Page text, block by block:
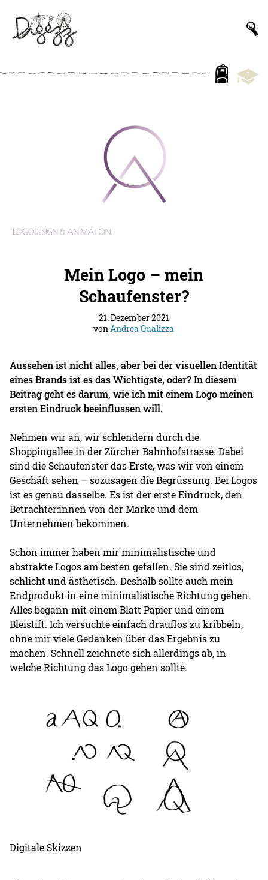
Mein Logo – mein
Schaufenster?
21. Dezember 2021
vonAndrea Qualizza
Aussehen ist nicht alles, aber bei der visuellen Identität
eines Brands ist es das Wichtigste, oder?In diesem
Beitrag geht es darum, wie ich mit einem Logo meinen
ersten Eindruck beeinflussen will.
Nehmen wir an, wir schlendern durch die
Shoppingallee in der Zürcher Bahnhofstrasse. Dabei
sind die Schaufenster das Erste, was wir von einem
Geschäft sehen – sozusagen die Begrüssung. Bei Logos
ist es genau dasselbe. Es ist der erste Eindruck, den
Betrachter:innen von der Marke und dem
Unternehmen bekommen.
Schon immer haben mir minimalistische und
abstrakte Logos am besten gefallen. Sie sind zeitlos,
schlicht und ästhetisch. Deshalb sollte auch mein
Endprodukt in eine minimalistische Richtung gehen.
Alles begann mit einem Blatt Papier und einem
Bleistift. Ich versuchte einfach drauflos zu kribbeln,
ohne mir viele Gedanken über das Ergebnis zu
machen. Schnell zeichnete sich allerdings ab, in
welche Richtung das Logo gehen sollte.
Digitale Skizzen